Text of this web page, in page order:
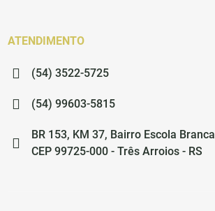
ATENDIMENTO
(54) 3522-5725
(54) 99603-5815
BR 153, KM 37, Bairro Escola Branca
CEP 99725-000 - Três Arroios - RS